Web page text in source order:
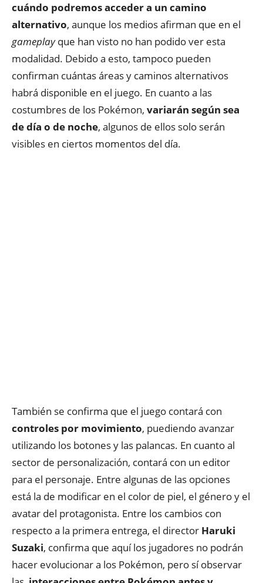
cuándo podremos acceder a un camino
alternativo, aunque los medios afirman que en el
gameplayque han visto no han podido ver esta
modalidad. Debido a esto, tampoco pueden
confirman cuántas áreas y caminos alternativos
habrá disponible en el juego. En cuanto a las
costumbres de los Pokémon, variarán según sea
de día o de noche, algunos de ellos solo serán
visibles en ciertos momentos del día.
También se confirma que el juego contará con
controles por movimiento, puediendo avanzar
utilizando los botones y las palancas. En cuanto al
sector de personalización, contará con un editor
para el personaje. Entre algunas de las opciones
está la de modificar en el color de piel, el género y el
avatar del protagonista. Entre los cambios con
respecto a la primera entrega, el director Haruki
Suzaki, confirma que aquí los jugadores no podrán
hacer evolucionar a los Pokémon, pero sí observar